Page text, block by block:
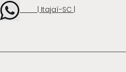
3131 | Itajaí-SC |